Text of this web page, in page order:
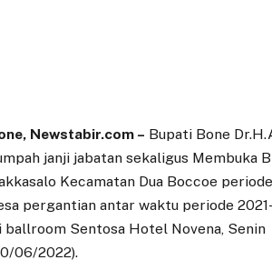
Newstabir.com – Bupati Bone
janji jabatan sekaligus Membuka
Kecamatan Dua Boccoe
pergantian antar waktu periode
ballroom Sentosa Hotel Novena, Senin
06/2022).